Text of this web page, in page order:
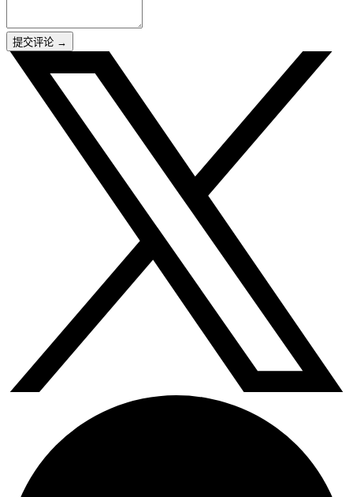
提交评论 →